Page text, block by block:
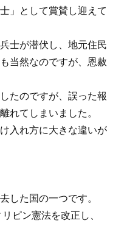
」として賞賛し迎えて
士が潜伏し、地元住民
当然なのですが、恩赦
たのですが、誤った報
れてしまいました。
入れ方に大きな違いが
した国の一つです。
ピン憲法を改正し、